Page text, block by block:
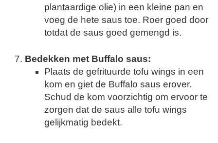
plantaardige olie) in een kleine pan en
voeg de hete saus toe. Roer goed door
totdat de saus goed gemengd is.
Bedekken met Buffalo saus:
Plaats de gefrituurde tofu wings in een
kom en giet de Buffalo saus erover.
Schud de kom voorzichtig om ervoor te
zorgen dat de saus alle tofu wings
gelijkmatig bedekt.